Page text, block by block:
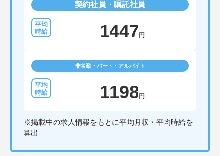
契約社員・嘱託社員
1447 円
非常勤・パート・アルバイト
1198 円
※掲載中の求人情報をもとに平均月収・平均時給を
算出